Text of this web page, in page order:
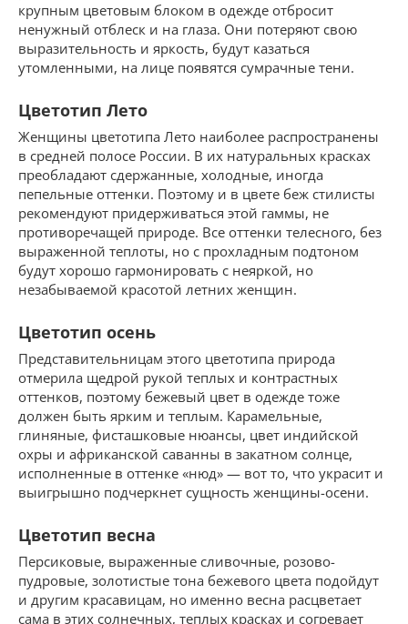
крупным цветовым блоком в одежде отбросит
ненужный отблеск и на глаза. Они потеряют свою
выразительность и яркость, будут казаться
утомленными, на лице появятся сумрачные тени.
Цветотип Лето
Женщины цветотипа Лето наиболее распространены
в средней полосе России. В их натуральных красках
преобладают сдержанные, холодные, иногда
пепельные оттенки. Поэтому и в цвете беж стилисты
рекомендуют придерживаться этой гаммы, не
противоречащей природе. Все оттенки телесного, без
выраженной теплоты, но с прохладным подтоном
будут хорошо гармонировать с неяркой, но
незабываемой красотой летних женщин.
Цветотип осень
Представительницам этого цветотипа природа
отмерила щедрой рукой теплых и контрастных
оттенков, поэтому бежевый цвет в одежде тоже
должен быть ярким и теплым. Карамельные,
глиняные, фисташковые нюансы, цвет индийской
охры и африканской саванны в закатном солнце,
исполненные в оттенке «нюд» — вот то, что украсит и
выигрышно подчеркнет сущность женщины-осени.
Цветотип весна
Персиковые, выраженные сливочные, розово-
пудровые, золотистые тона бежевого цвета подойдут
и другим красавицам, но именно весна расцветает
сама в этих солнечных, теплых красках и согревает